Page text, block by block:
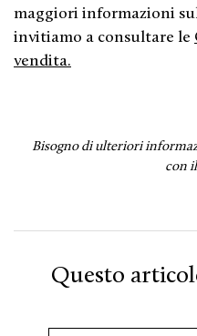
maggiori informazioni
invitiamo a consultare le
vendita.
Bisogno di ulteriori
con
Questo